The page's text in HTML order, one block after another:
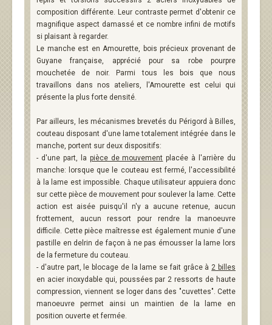
composition différente. Leur contraste permet d'obtenir ce
magnifique aspect damassé et ce nombre infini de motifs
si plaisant à regarder.
Le manche est en Amourette, bois précieux provenant de
Guyane française, apprécié pour sa robe pourpre
mouchetée de noir. Parmi tous les bois que nous
travaillons dans nos ateliers, l'Amourette est celui qui
présente la plus forte densité.
Par ailleurs, les mécanismes brevetés du Périgord à Billes,
couteau disposant d'une lame totalement intégrée dans le
manche, portent sur deux dispositifs:
- d'une part, la pièce de mouvement placée à l'arrière du
manche: lorsque que le couteau est fermé, l'accessibilité
à la lame est impossible. Chaque utilisateur appuiera donc
sur cette pièce de mouvement pour soulever la lame. Cette
action est aisée puisqu'il n'y a aucune retenue, aucun
frottement, aucun ressort pour rendre la manoeuvre
difficile. Cette pièce maîtresse est également munie d'une
pastille en delrin de façon à ne pas émousser la lame lors
de la fermeture du couteau.
- d'autre part, le blocage de la lame se fait grâce à 2 billes
en acier inoxydable qui, poussées par 2 ressorts de haute
compression, viennent se loger dans des "cuvettes". Cette
manoeuvre permet ainsi un maintien de la lame en
position ouverte et fermée.